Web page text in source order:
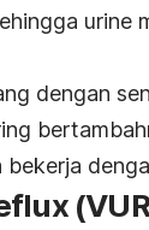
urine
dengan